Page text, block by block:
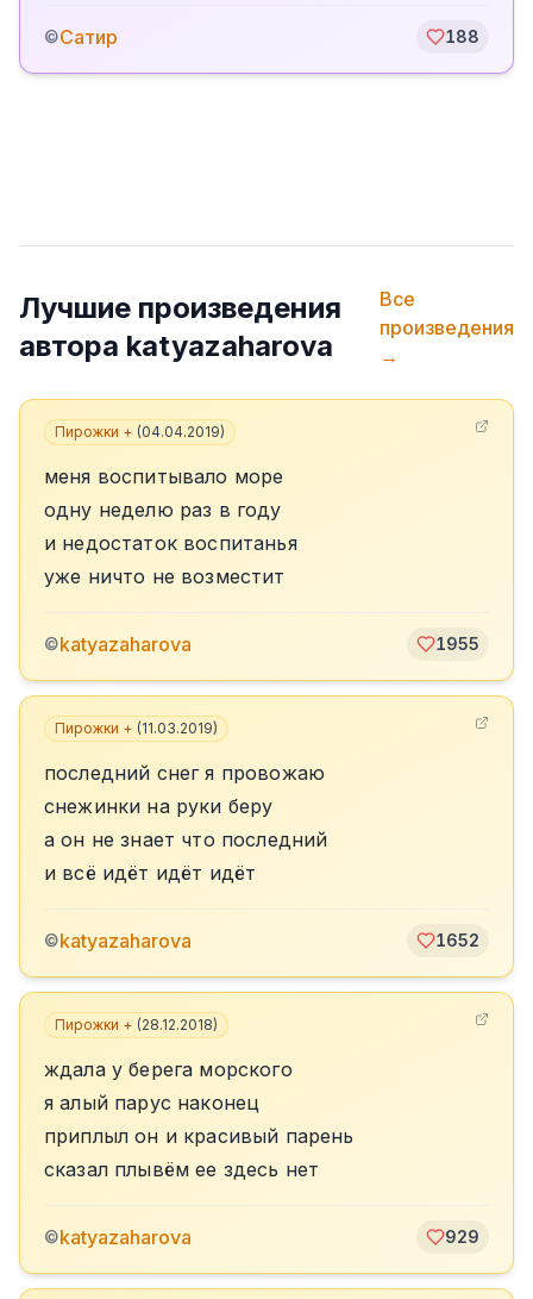
©Сатир 188
Лучшие произведения
автора katyazaharova
Все
произведения
→
Пирожки + (04.04.2019)
меня воспитывало море
одну неделю раз в году
и недостаток воспитанья
уже ничто не возместит
©katyazaharova 1955
Пирожки + (11.03.2019)
последний снег я провожаю
снежинки на руки беру
а он не знает что последний
и всё идёт идёт идёт
©katyazaharova 1652
Пирожки + (28.12.2018)
ждала у берега морского
я алый парус наконец
приплыл он и красивый парень
сказал плывём ее здесь нет
©katyazaharova 929